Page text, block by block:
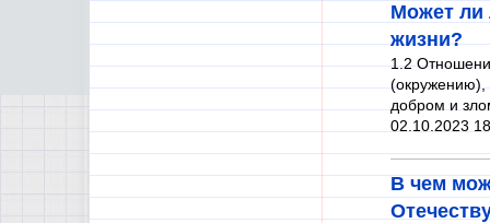
Может ли
жизни?
1.2
(окружению),
добром и
02.10.2023
В чем